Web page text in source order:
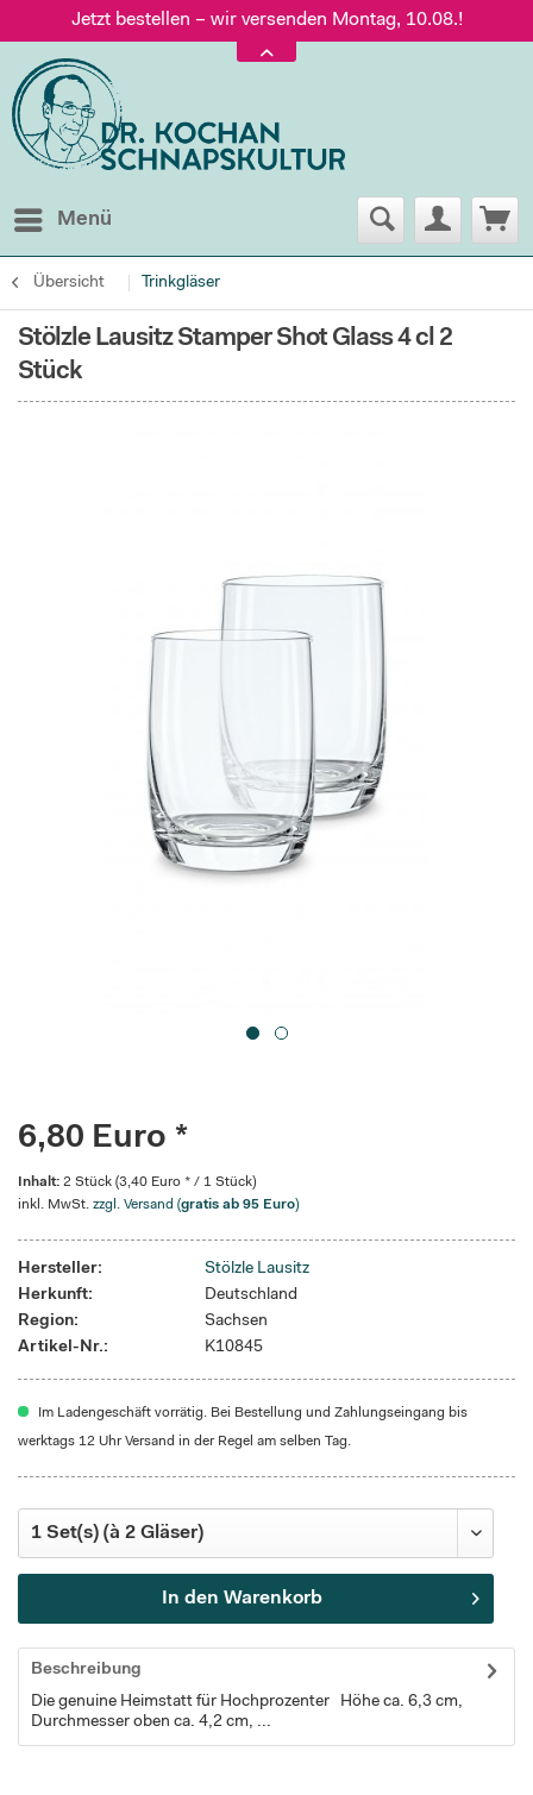
Jetzt bestellen – wir versenden Montag, 10.08.!
Versand nur 5,60 €, gratis ab 95 € Warenwert
Jetzt bestellen – wir versenden Montag, 10.08.!
Menü
Übersicht Trinkgläser
Stölzle Lausitz Stamper Shot Glass 4 cl 2
Stück
6,80 Euro *
Inhalt: 2 Stück (3,40 Euro * / 1 Stück)
inkl. MwSt. zzgl. Versand (gratis ab 95 Euro)
Hersteller:
Stölzle Lausitz
Herkunft:
Deutschland
Region:
Sachsen
Artikel-Nr.:
K10845
Im Ladengeschäft vorrätig. Bei Bestellung und Zahlungseingang bis
werktags 12 Uhr Versand in der Regel am selben Tag.
In den Warenkorb
Beschreibung
Die genuine Heimstatt für Hochprozenter Höhe ca. 6,3 cm,
Durchmesser oben ca. 4,2 cm, ...